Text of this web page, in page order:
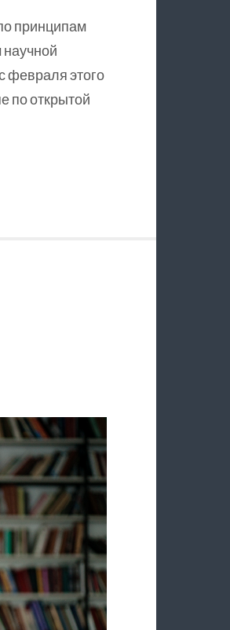
принципам
научной
этого
по открытой